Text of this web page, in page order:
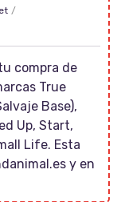
compra de
True
Base),
Up, Start,
Life. Esta
y en